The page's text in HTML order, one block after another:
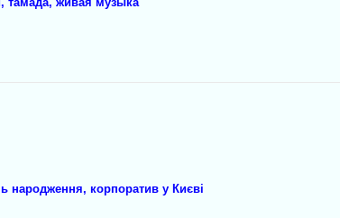
народження, корпоратив у Києві